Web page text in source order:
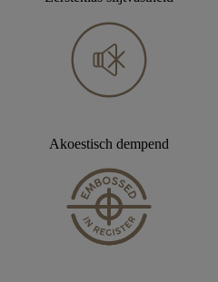
Akoestisch dempend